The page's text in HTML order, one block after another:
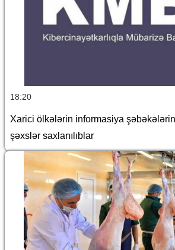
18:20
Xarici ölkələrin informasiya
şəxslər saxlanılıblar